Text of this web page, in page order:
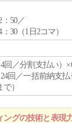
：50／
：30（1日2コマ）
4回／分割支払い）
24回／一括前納支
）
グの技術と表現